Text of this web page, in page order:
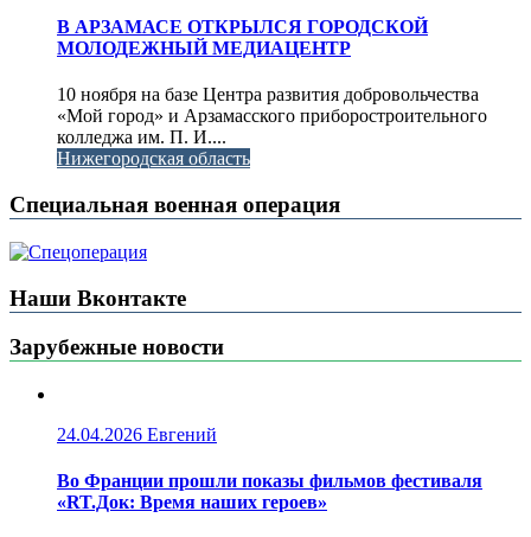
В АРЗАМАСЕ ОТКРЫЛСЯ ГОРОДСКОЙ
МОЛОДЕЖНЫЙ МЕДИАЦЕНТР
10 ноября на базе Центра развития добровольчества
«Мой город» и Арзамасского приборостроительного
колледжа им. П. И....
Нижегородская область
Специальная военная операция
Наши Вконтакте
Зарубежные новости
24.04.2026 Евгений
Во Франции прошли показы фильмов фестиваля
«RT.Док: Время наших героев»